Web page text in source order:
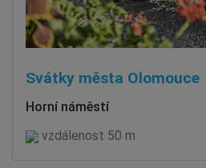
Svátky města Olomouce
Horní náměstí
vzdálenost 50 m